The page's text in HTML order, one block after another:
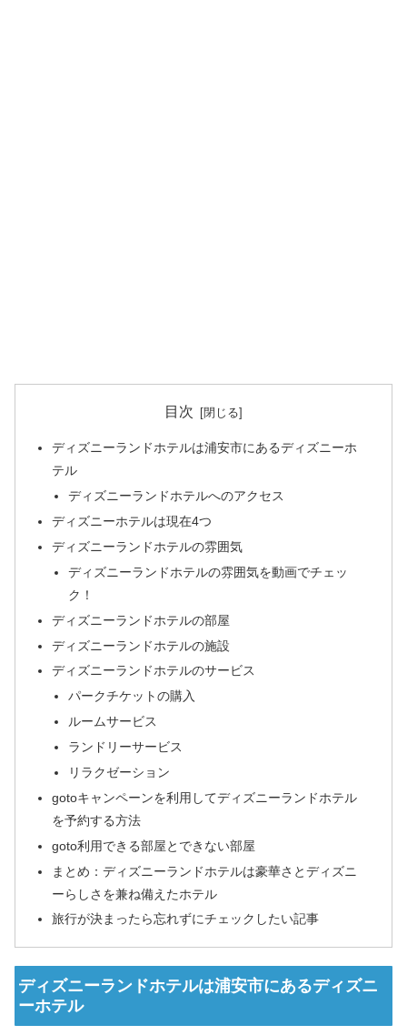
目次
ディズニーランドホテルは浦安市にあるディズニーホ
テル
ディズニーランドホテルへのアクセス
ディズニーホテルは現在4つ
ディズニーランドホテルの雰囲気
ディズニーランドホテルの雰囲気を動画でチェッ
ク！
ディズニーランドホテルの部屋
ディズニーランドホテルの施設
ディズニーランドホテルのサービス
パークチケットの購入
ルームサービス
ランドリーサービス
リラクゼーション
gotoキャンペーンを利用してディズニーランドホテル
を予約する方法
goto利用できる部屋とできない部屋
まとめ：ディズニーランドホテルは豪華さとディズニ
ーらしさを兼ね備えたホテル
旅行が決まったら忘れずにチェックしたい記事
ディズニーランドホテルは浦安市にあるディズニ
ーホテル